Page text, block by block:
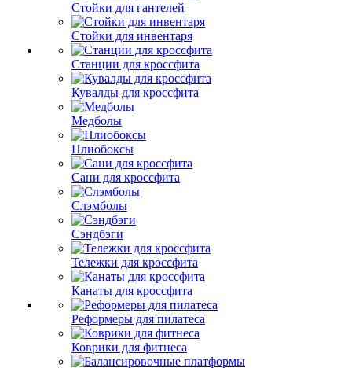
Стойки для гантелей
Стойки для инвентаря
Станции для кроссфита
Кувалды для кроссфита
Медболы
Плиобоксы
Сани для кроссфита
Слэмболы
Сэндбэги
Тележки для кроссфита
Канаты для кроссфита
Реформеры для пилатеса
Коврики для фитнеса